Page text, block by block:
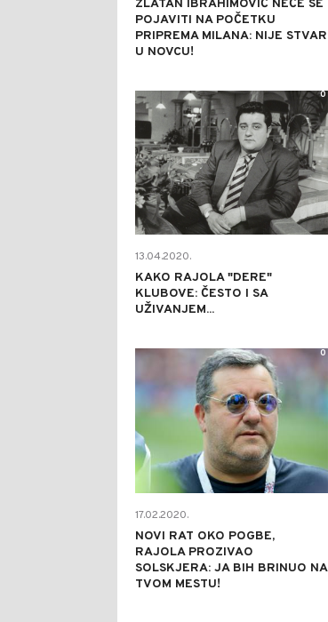
ZLATAN IBRAHIMOVIĆ NEĆE SE
POJAVITI NA POČETKU
PRIPREMA MILANA: NIJE STVAR
U NOVCU!
13.04.2020.
KAKO RAJOLA "DERE"
KLUBOVE: ČESTO I SA
UŽIVANJEM...
0
17.02.2020.
NOVI RAT OKO POGBE,
RAJOLA PROZIVAO
SOLSKJERA: JA BIH BRINUO NA
TVOM MESTU!
0